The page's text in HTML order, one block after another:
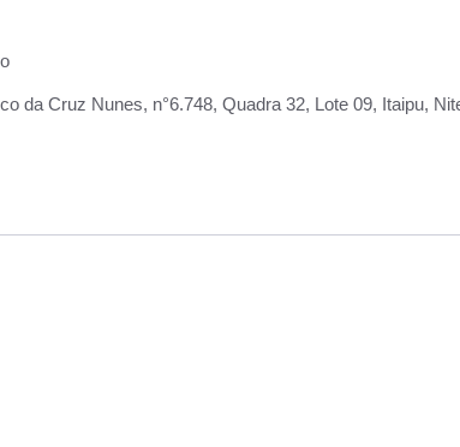
da Cruz Nunes, n°6.748, Quadra 32, Lote 09, Itaipu,